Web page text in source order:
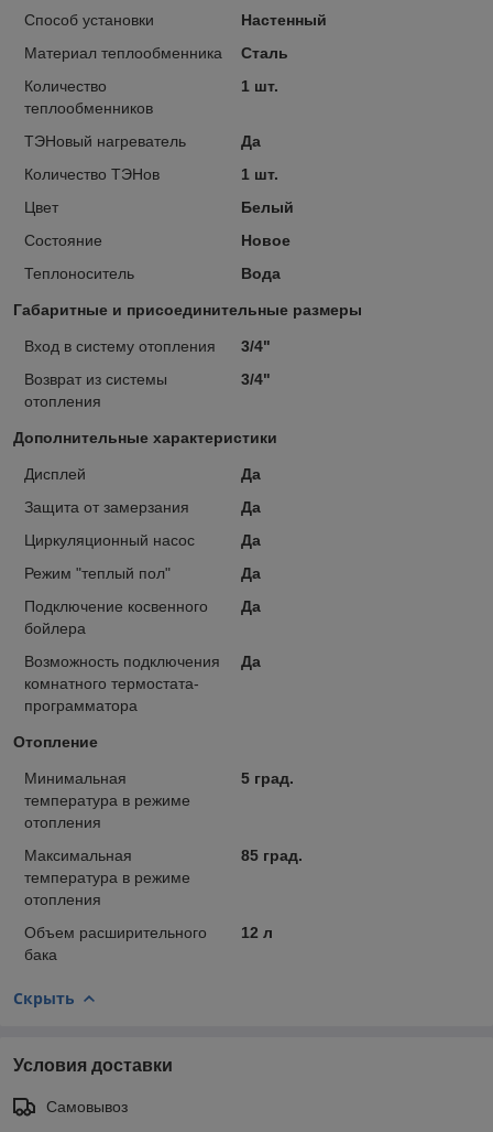
Способ установки
Настенный
Материал теплообменника
Сталь
Количество
теплообменников
1 шт.
ТЭНовый нагреватель
Да
Количество ТЭНов
1 шт.
Цвет
Белый
Состояние
Новое
Теплоноситель
Вода
Габаритные и присоединительные размеры
Вход в систему отопления
3/4"
Возврат из системы
отопления
3/4"
Дополнительные характеристики
Дисплей
Да
Защита от замерзания
Да
Циркуляционный насос
Да
Режим "теплый пол"
Да
Подключение косвенного
бойлера
Да
Возможность подключения
комнатного термостата-
программатора
Да
Отопление
Минимальная
температура в режиме
отопления
5 град.
Максимальная
температура в режиме
отопления
85 град.
Объем расширительного
бака
12 л
Скрыть
Условия доставки
Самовывоз